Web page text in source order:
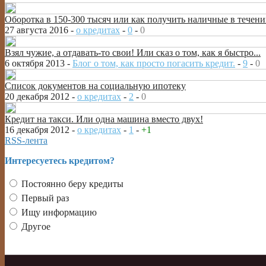
Оборотка в 150-300 тысяч или как получить наличные в
27 августа 2016 - о кредитах - 0 - 0
Взял чужие, а отдавать-то свои! Или сказ о том, как я быстро...
6 октября 2013 - Блог о том, как просто погасить кредит. - 9 - 0
Список документов на социальную ипотеку
20 декабря 2012 - о кредитах - 2 - 0
Кредит на такси. Или одна машина вместо двух!
16 декабря 2012 - о кредитах - 1 - +1
RSS-лента
Интересуетесь кредитом?
Постоянно беру кредиты
Первый раз
Ищу информацию
Другое